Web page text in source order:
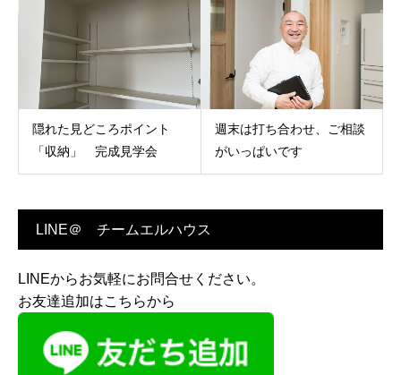
隠れた見どころポイント
「収納」 完成見学会
週末は打ち合わせ、ご相談
がいっぱいです
LINE＠ チームエルハウス
LINEからお気軽にお問合せください。
お友達追加はこちらから